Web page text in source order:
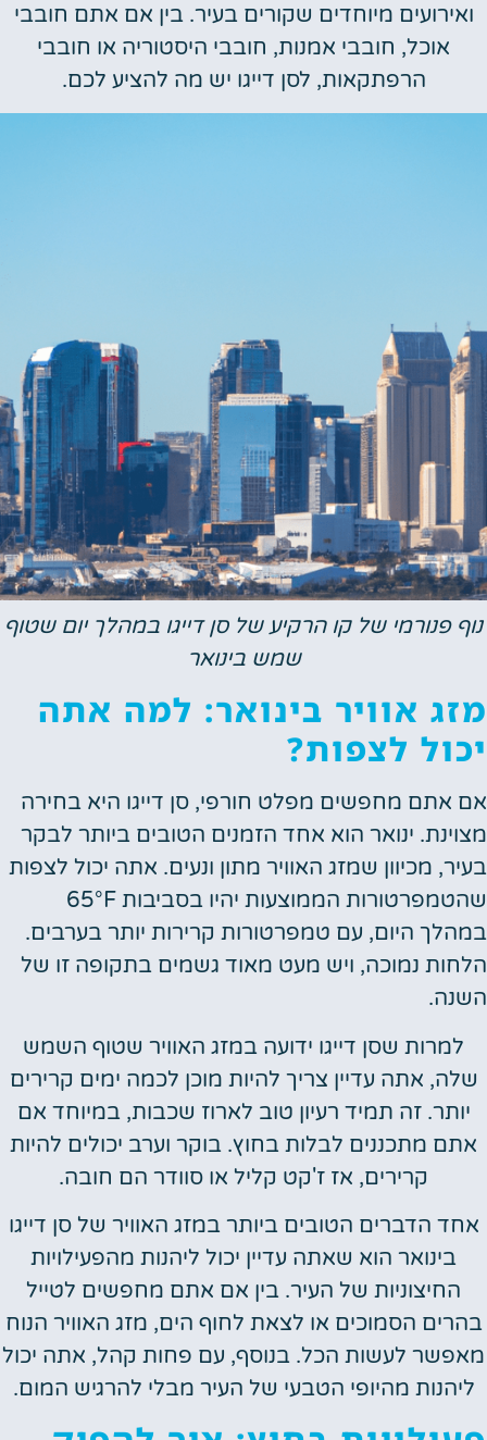
מיוחדים שקורים בעיר. בין אם אתם חובבי
אוכל, חובבי אמנות, חובבי היסטוריה או חובבי
הרפתקאות, לסן דייגו יש מה להציע לכם.
פנורמי של קו הרקיע של סן דייגו במהלך יום שטוף
שמש בינואר
אוויר בינואר: למה אתה
לצפות?
מחפשים מפלט חורפי, סן דייגו היא בחירה
ינואר הוא אחד הזמנים הטובים ביותר לבקר
מכיוון שמזג האוויר מתון ונעים. אתה יכול לצפות
שהטמפרטורות הממוצעות יהיו בסביבות 65°F
היום, עם טמפרטורות קרירות יותר בערבים.
נמוכה, ויש מעט מאוד גשמים בתקופה זו של
שסן דייגו ידועה במזג האוויר שטוף השמש
אתה עדיין צריך להיות מוכן לכמה ימים קרירים
זה תמיד רעיון טוב לארוז שכבות, במיוחד אם
מתכננים לבלות בחוץ. בוקר וערב יכולים להיות
קרירים, אז ז'קט קליל או סוודר הם חובה.
הדברים הטובים ביותר במזג האוויר של סן דייגו
בינואר הוא שאתה עדיין יכול ליהנות מהפעילויות
החיצוניות של העיר. בין אם אתם מחפשים לטייל
הסמוכים או לצאת לחוף הים, מזג האוויר הנוח
לעשות הכל. בנוסף, עם פחות קהל, אתה יכול
מהיופי הטבעי של העיר מבלי להרגיש המום.